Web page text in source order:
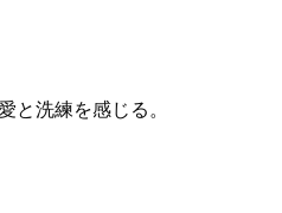
と洗練を感じる。